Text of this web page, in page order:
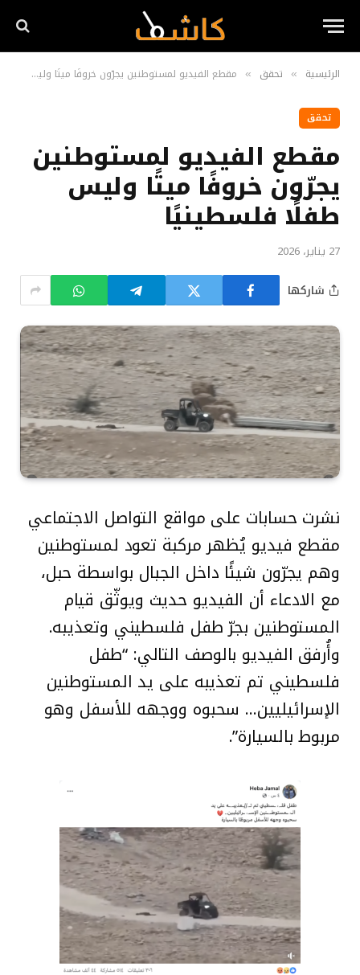
الرئيسية » تحقق » مقطع الفيديو لمستوطنين يجرّون خروفًا ميتًا وليس طفلًا فلسطينيًا
تحقق
مقطع الفيديو لمستوطنين
يجرّون خروفًا ميتًا وليس
طفلًا فلسطينيًا
27 يناير، 2026
شاركها
نشرت حسابات على مواقع التواصل الاجتماعي
مقطع فيديو يُظهر مركبة تعود لمستوطنين
وهم يجرّون شيئًا داخل الجبال بواسطة حبل،
مع الادعاء أن الفيديو حديث ويوثّق قيام
المستوطنين بجرّ طفل فلسطيني وتعذيبه.
وأُرفق الفيديو بالوصف التالي: “طفل
فلسطيني تم تعذيبه على يد المستوطنين
الإسرائيليين… سحبوه ووجهه للأسفل وهو
مربوط بالسيارة”.